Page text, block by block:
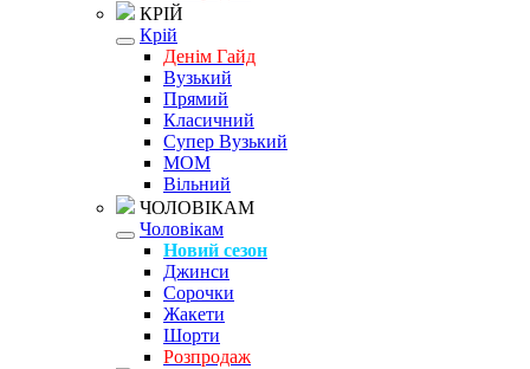
КРІЙ
Крій
Денім Гайд
Вузький
Прямий
Класичний
Супер Вузький
MOM
Вільний
ЧОЛОВІКАМ
Чоловікам
Новий сезон
Джинси
Сорочки
Жакети
Шорти
Розпродаж